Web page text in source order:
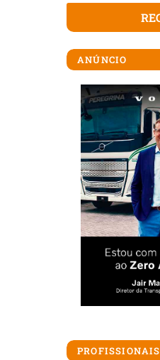
ANÚNCIO
PROFISSIONAIS